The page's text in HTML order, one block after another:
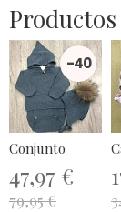
-40
%
Conjunto
47,97 €
79,95 €